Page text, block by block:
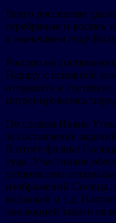
Всего россиянам
серебряные и восемь
в нынешнем году
Россию на
Наряду с основной
отправить и
потренировалась
По словам Ивана
за составление
В итоге физике
тура. Участников
установлена
изображений Солнца,
коллажей и т.д.
эволюцией такого